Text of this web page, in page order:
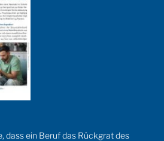
dass ein Beruf das Rückgrat des